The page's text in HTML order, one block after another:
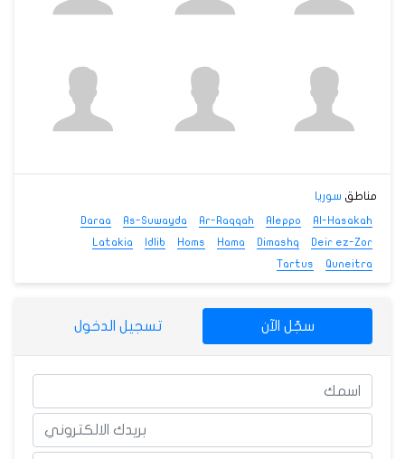
مناطق سوريا
Al-Hasakah
Aleppo
Ar-Raqqah
As-Suwayda
Daraa
Deir ez-Zor
Dimashq
Hama
Homs
Idlib
Latakia
Quneitra
Tartus
سجّل الآن تسجيل الدخول